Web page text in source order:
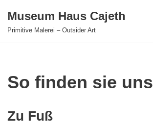
Zum
Museum Haus Cajeth
Primitive Malerei – Outsider Art
So finden sie uns
Zu Fuß